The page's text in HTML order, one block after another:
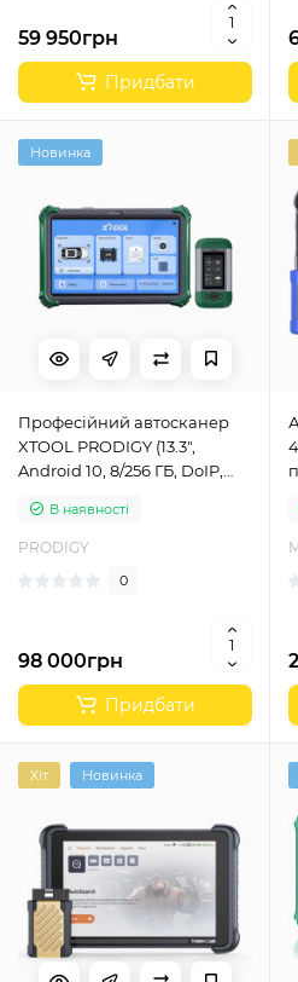
59 950грн
Придбати
Новинка
Професійний автосканер
XTOOL PRODIGY (13.3″,
Android 10, 8/256 ГБ, DoIP,
В наявності
PRODIGY
0
98 000грн
Придбати
Хіт Новинка